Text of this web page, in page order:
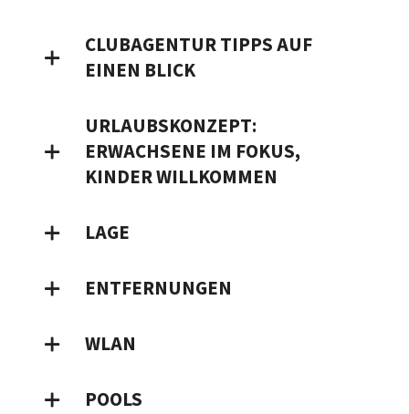
CLUBAGENTUR TIPPS AUF
EINEN BLICK
URLAUBSKONZEPT:
ERWACHSENE IM FOKUS,
KINDER WILLKOMMEN
LAGE
ENTFERNUNGEN
WLAN
POOLS